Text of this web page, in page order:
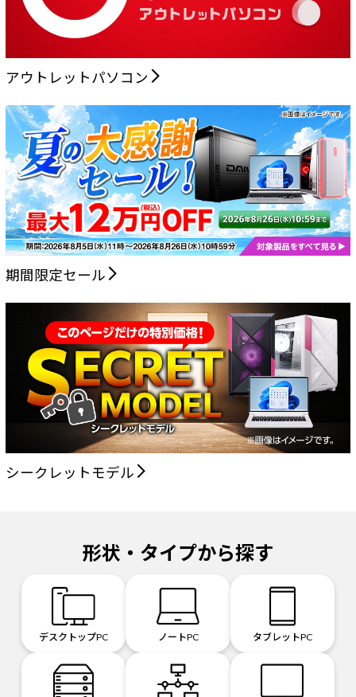
アウトレットパソコン
期間限定セール
シークレットモデル
形状・タイプから探す
デスクトップPC ノートPC タブレットPC